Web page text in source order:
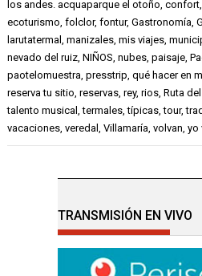
los andes. acquaparque el otoño,confort
ecoturismo,folclor,fontur,Gastronomía,
larutatermal,manizales,mis viajes,
nevado del ruiz,NIÑOS,nubes,paisaje,
paotelomuestra,presstrip,qué hacer en
reserva tu sitio,reservas,rey,rios,Ruta
talento musical,termales,típicas,tour,
vacaciones,veredal,Villamaría,volvan,yo
TRANSMISIÓN EN VIVO